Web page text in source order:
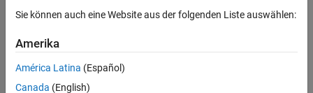
Sie können auch eine Website aus der folgenden Liste auswählen:
Amerika
América Latina (Español)
Canada (English)